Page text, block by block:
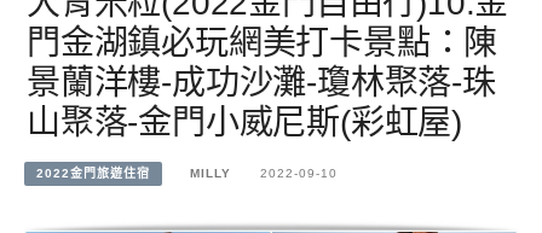
門金湖鎮必玩網美打卡景點：陳
景蘭洋樓-成功沙灘-瓊林聚落-珠
山聚落-金門小威尼斯(彩虹屋)
2022金門旅遊住宿 MILLY 2022-09-10